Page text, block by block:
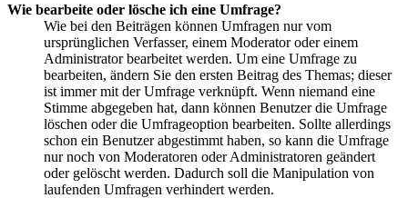
Wie bearbeite oder lösche ich eine Umfrage?
Wie bei den Beiträgen können Umfragen nur vom
ursprünglichen Verfasser, einem Moderator oder einem
Administrator bearbeitet werden. Um eine Umfrage zu
bearbeiten, ändern Sie den ersten Beitrag des Themas; dieser
ist immer mit der Umfrage verknüpft. Wenn niemand eine
Stimme abgegeben hat, dann können Benutzer die Umfrage
löschen oder die Umfrageoption bearbeiten. Sollte allerdings
schon ein Benutzer abgestimmt haben, so kann die Umfrage
nur noch von Moderatoren oder Administratoren geändert
oder gelöscht werden. Dadurch soll die Manipulation von
laufenden Umfragen verhindert werden.